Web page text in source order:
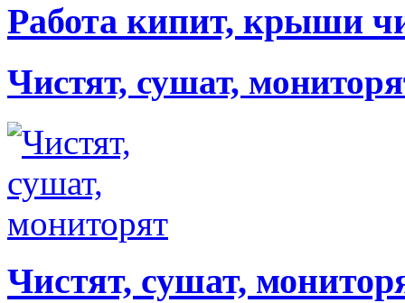
Работа кипит, крыши
Чистят, сушат,
Чистят, сушат,